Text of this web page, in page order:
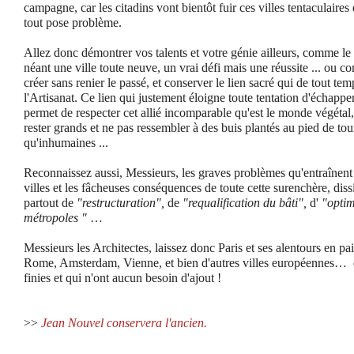
campagne, car les citadins vont bientôt fuir ces villes
tout pose problème.
Allez donc démontrer vos talents et votre génie ailleurs, comme
néant une ville toute neuve, un vrai défi mais une réussite ... ou
créer sans renier le passé, et conserver le lien sacré qui de tout
l'Artisanat. Ce lien qui justement éloigne toute tentation
permet de respecter cet allié incomparable qu'est le monde
rester grands et ne pas ressembler à des buis plantés au pied de
qu'inhumaines ...
Reconnaissez aussi, Messieurs, les graves problèmes
villes et les fâcheuses conséquences de toute cette surenchère,
partout de "restructuration", de "requalification du bâti", d'
métropoles " …
Messieurs les Architectes, laissez donc Paris et ses alentours en
Rome, Amsterdam, Vienne, et bien d'autres villes européennes…
finies et qui n'ont aucun besoin d'ajout !
>> Jean Nouvel conservera l'ancien.